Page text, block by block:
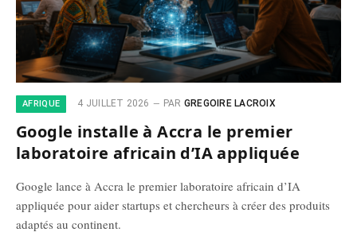
AFRIQUE 4 JUILLET 2026 PAR GREGOIRE LACROIX
Google installe à Accra le premier
laboratoire africain d’IA appliquée
Google lance à Accra le premier laboratoire africain d’IA
appliquée pour aider startups et chercheurs à créer des produits
adaptés au continent.